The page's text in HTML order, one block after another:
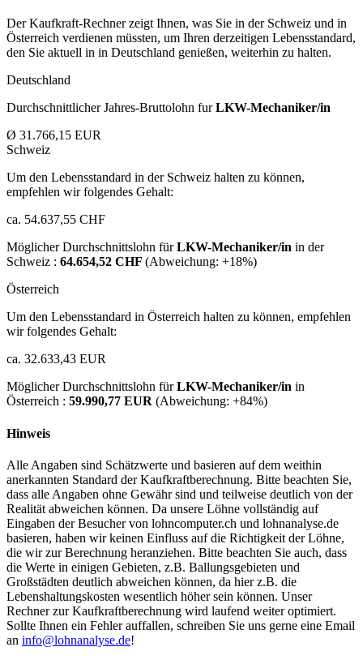
Der Kaufkraft-Rechner zeigt Ihnen, was Sie in der Schweiz und in
Österreich verdienen müssten, um Ihren derzeitigen Lebensstandard,
den Sie aktuell in in Deutschland genießen, weiterhin zu halten.
Deutschland
Durchschnittlicher Jahres-Bruttolohn furLKW-Mechaniker/in
Ø 31.766,15 EUR
Schweiz
Um den Lebensstandard in der Schweiz halten zu können,
empfehlen wir folgendes Gehalt:
ca. 54.637,55 CHF
Möglicher Durchschnittslohn fürLKW-Mechaniker/in in der
Schweiz : 64.654,52 CHF (Abweichung: +18%)
Österreich
Um den Lebensstandard in Österreich halten zu können, empfehlen
wir folgendes Gehalt:
ca. 32.633,43 EUR
Möglicher Durchschnittslohn fürLKW-Mechaniker/in in
Österreich : 59.990,77 EUR (Abweichung: +84%)
Hinweis
Alle Angaben sind Schätzwerte und basieren auf dem weithin
anerkannten Standard der Kaufkraftberechnung. Bitte beachten Sie,
dass alle Angaben ohne Gewähr sind und teilweise deutlich von der
Realität abweichen können. Da unsere Löhne vollständig auf
Eingaben der Besucher von lohncomputer.ch und lohnanalyse.de
basieren, haben wir keinen Einfluss auf die Richtigkeit der Löhne,
die wir zur Berechnung heranziehen. Bitte beachten Sie auch, dass
die Werte in einigen Gebieten, z.B. Ballungsgebieten und
Großstädten deutlich abweichen können, da hier z.B. die
Lebenshaltungskosten wesentlich höher sein können. Unser
Rechner zur Kaufkraftberechnung wird laufend weiter optimiert.
Sollte Ihnen ein Fehler auffallen, schreiben Sie uns gerne eine Email
an info@lohnanalyse.de!